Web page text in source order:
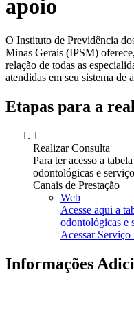
apoio
O Instituto de Previdência
Minas Gerais (IPSM)
relação de todas as
atendidas em seu sistema de
Etapas para a
1
Realizar Consulta
Para ter acesso a
odontológicas e
Canais de Prestação
Web
Acesse aqui a
odontológicas e
Acessar
Informações